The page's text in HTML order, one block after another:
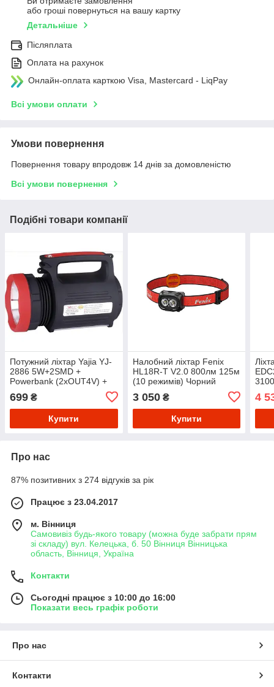
або гроші повернуться на вашу картку
Детальніше
Післяплата
Оплата на рахунок
Онлайн-оплата карткою Visa, Mastercard - LiqPay
Всі умови оплати
Умови повернення
Повернення товару впродовж 14 днів за домовленістю
Всі умови повернення
Подібні товари компанії
Потужний ліхтар Yajia YJ-
2886 5W+2SMD +
Powerbank (2хOUT4V) +
699 ₴
Купити
Налобний ліхтар Fenix ​​
HL18R-T V2.0 800лм 125м
(10 режимів) Чорний
3 050₴
Купити
4
Про нас
87% позитивних з 274 відгуків за рік
Працює з 23.04.2017
м. Вінниця
Самовивіз будь-якого товару (можна буде забрати прям
зі складу) вул. Келецька, б. 50 Вінниця Вінницька
область, Вінниця, Україна
Контакти
Сьогодні працює з 10:00 до 16:00
Показати весь графік роботи
Про нас
Контакти